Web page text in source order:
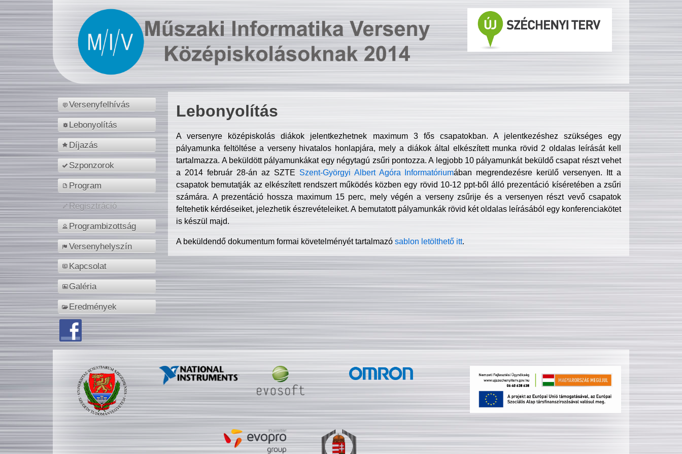
Versenyfelhívás
Lebonyolítás
Díjazás
Szponzorok
Program
Regisztráció
Programbizottság
Versenyhelyszín
Kapcsolat
Galéria
Eredmények
Lebonyolítás
A versenyre középiskolás diákok jelentkezhetnek maximum 3 fős csapatokban. A jelentkezéshez szükséges egy
pályamunka feltöltése a verseny hivatalos honlapjára, mely a diákok által elkészített munka rövid 2 oldalas leírását kell
tartalmazza. A beküldött pályamunkákat egy négytagú zsűri pontozza. A legjobb 10 pályamunkát beküldő csapat részt vehet
a 2014 február 28-án az SZTE Szent-Györgyi Albert Agóra Informatóriumában megrendezésre kerülő versenyen. Itt a
csapatok bemutatják az elkészített rendszert működés közben egy rövid 10-12 ppt-ből álló prezentáció kíséretében a zsűri
számára. A prezentáció hossza maximum 15 perc, mely végén a verseny zsűrije és a versenyen részt vevő csapatok
feltehetik kérdéseiket, jelezhetik észrevételeiket. A bemutatott pályamunkák rövid két oldalas leírásából egy konferenciakötet
is készül majd.
A beküldendő dokumentum formai követelményét tartalmazósablon letölthető itt.